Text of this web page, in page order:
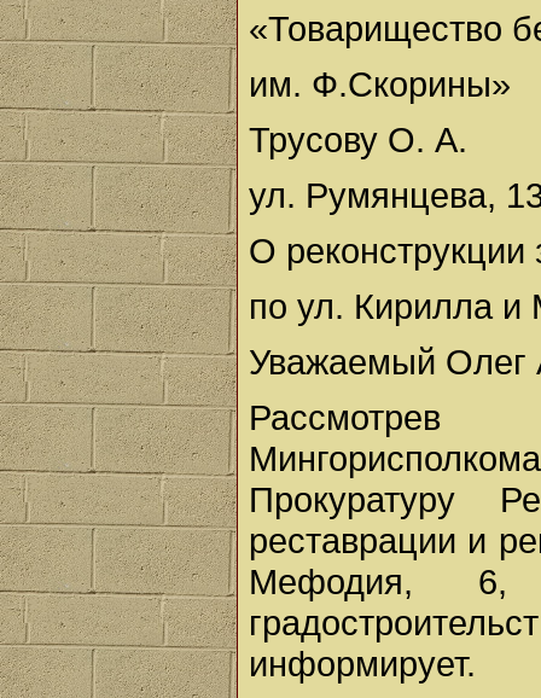
«Товарищество
им. Ф.Скорины»
Трусову О. А.
ул. Румянцева,
О реконструкции
по ул. Кирилла
Уважаемый Олег
Рассмотрев
Прокуратуру
реставрации и
Мефодия, 6,
информирует.